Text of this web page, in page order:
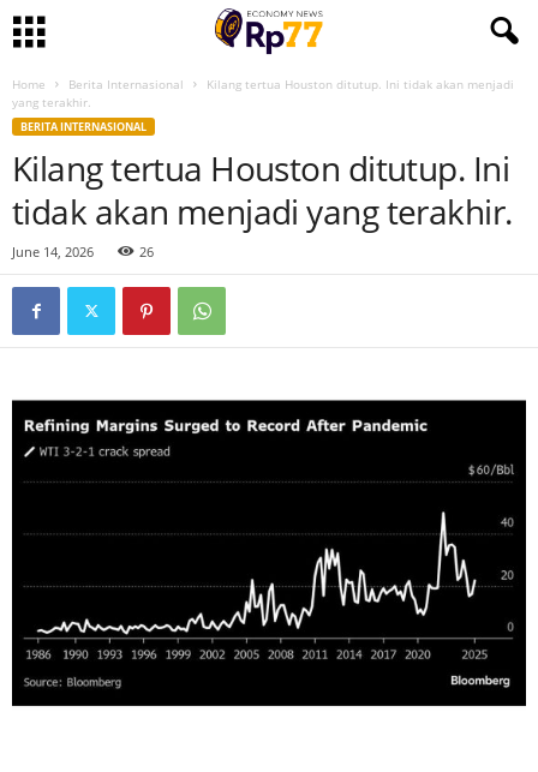
Home Berita Internasional
Kilang tertua Houston ditutup. Ini tidak akan menjadi
yang terakhir.
BERITA INTERNASIONAL
Kilang tertua Houston ditutup. Ini
tidak akan menjadi yang terakhir.
June 14, 2026 26